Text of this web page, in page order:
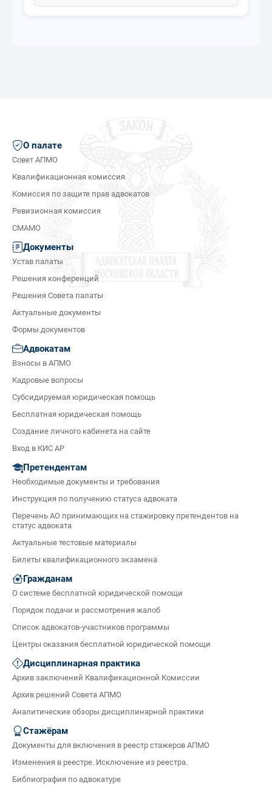
О палате
Совет АПМО
Квалификационная комиссия
Комиссия по защите прав адвокатов
Ревизионная комиссия
СМАМО
Документы
Устав палаты
Решения конференций
Решения Совета палаты
Актуальные документы
Формы документов
Адвокатам
Взносы в АПМО
Кадровые вопросы
Субсидируемая юридическая помощь
Бесплатная юридическая помощь
Создание личного кабинета на сайте
Вход в КИС АР
Претендентам
Необходимые документы и требования
Инструкция по получению статуса адвоката
Перечень АО принимающих на стажировку претендентов на
статус адвоката
Актуальные тестовые материалы
Билеты квалификационного экзамена
Гражданам
О системе бесплатной юридической помощи
Порядок подачи и рассмотрения жалоб
Список адвокатов-участников программы
Центры оказания бесплатной юридической помощи
Дисциплинарная практика
Архив заключений Квалификационной Комиссии
Архив решений Совета АПМО
Аналитические обзоры дисциплинарной практики
Стажёрам
Документы для включения в реестр стажеров АПМО
Изменения в реестре. Исключение из реестра.
Библиография по адвокатуре